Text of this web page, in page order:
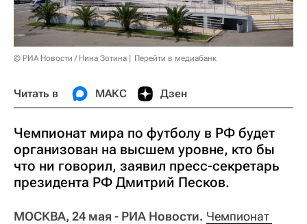
© РИА Новости / Нина Зотина Перейти в медиабанк
Читать в МАКС Дзен
Чемпионат мира по футболу в РФ будет
организован на высшем уровне, кто бы
что ни говорил, заявил пресс-секретарь
президента РФ Дмитрий Песков.
МОСКВА, 24 мая - РИА Новости. Чемпионат